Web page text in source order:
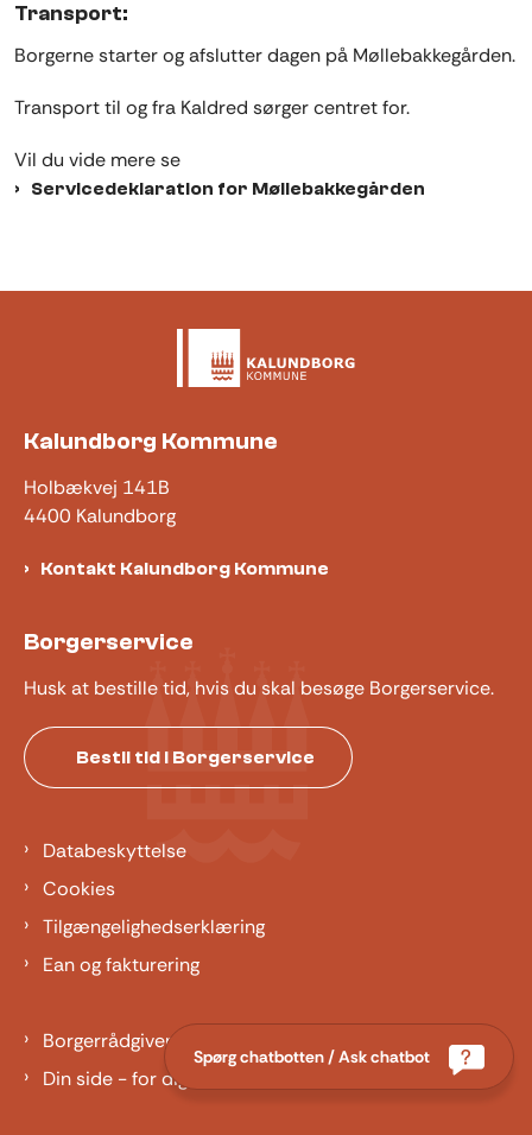
Transport:
Borgerne starter og afslutter dagen på Møllebakkegården.
Transport til og fra Kaldred sørger centret for.
Vil du vide mere se
Servicedeklaration for Møllebakkegården
Kalundborg Kommune
Holbækvej 141B
4400 Kalundborg
Kontakt Kalundborg Kommune
Borgerservice
Husk at bestille tid, hvis du skal besøge Borgerservice.
Bestil tid i Borgerservice
Databeskyttelse
Cookies
Tilgængelighedserklæring
Ean og fakturering
Borgerrådgiver
Din side - for dig der er barn eller ung
Spørg chatbotten / Ask chatbot